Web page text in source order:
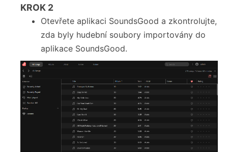
KROK 2
Otevřete aplikaci SoundsGood a zkontrolujte,
zda byly hudební soubory importovány do
aplikace SoundsGood.